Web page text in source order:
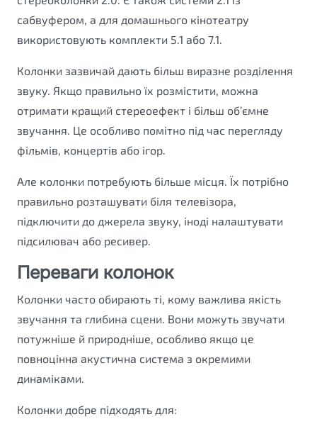
сабвуфером, а для домашнього кінотеатру
використовують комплекти 5.1 або 7.1.
Колонки зазвичай дають більш виразне розділення
звуку. Якщо правильно їх розмістити, можна
отримати кращий стереоефект і більш об’ємне
звучання. Це особливо помітно під час перегляду
фільмів, концертів або ігор.
Але колонки потребують більше місця. Їх потрібно
правильно розташувати біля телевізора,
підключити до джерела звуку, іноді налаштувати
підсилювач або ресивер.
Переваги колонок
Колонки часто обирають ті, кому важлива якість
звучання та глибина сцени. Вони можуть звучати
потужніше й природніше, особливо якщо це
повноцінна акустична система з окремими
динаміками.
Колонки добре підходять для: